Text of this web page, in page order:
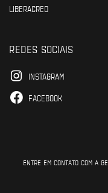
LIBERACRED
REDES SOCIAIS
INSTAGRAM
FACEBOOK
ENTRE EM CONTATO COM A